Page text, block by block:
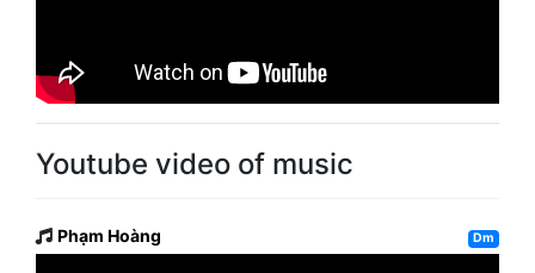
Youtube video of music
Phạm Hoàng Dm